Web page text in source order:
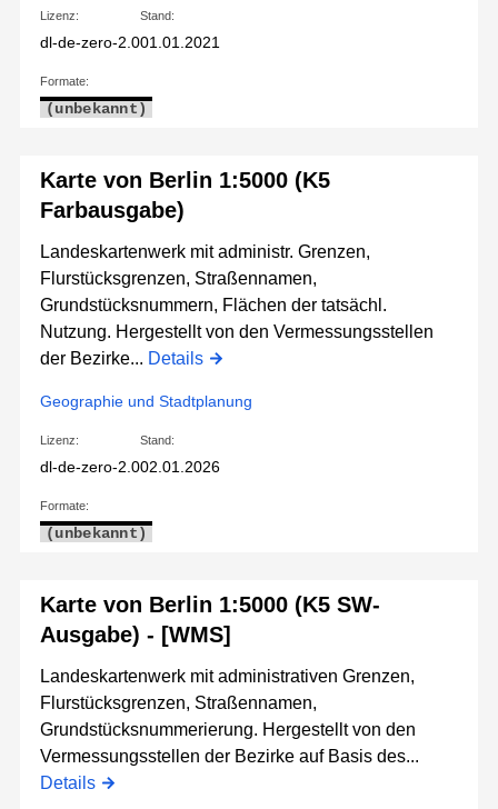
Lizenz:
dl-de-zero-2.0
Stand:
01.01.2021
Formate:
(unbekannt)
Karte von Berlin 1:5000 (K5
Farbausgabe)
Landeskartenwerk mit administr. Grenzen,
Flurstücksgrenzen, Straßennamen,
Grundstücksnummern, Flächen der tatsächl.
Nutzung. Hergestellt von den Vermessungsstellen
der Bezirke... Details
Geographie und Stadtplanung
Lizenz:
dl-de-zero-2.0
Stand:
02.01.2026
Formate:
(unbekannt)
Karte von Berlin 1:5000 (K5 SW-
Ausgabe) - [WMS]
Landeskartenwerk mit administrativen Grenzen,
Flurstücksgrenzen, Straßennamen,
Grundstücksnummerierung. Hergestellt von den
Vermessungsstellen der Bezirke auf Basis des...
Details